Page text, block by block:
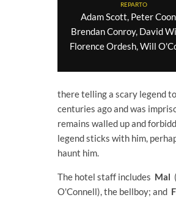
REPARTO
Adam Scott, Peter
Brendan Conroy, David
Florence Ordesh, Will
there telling a scary legend
centuries ago and was
remains walled up and
legend sticks with him,
haunt him.
The hotel staff includes Mal
O'Connell), the bellboy; and